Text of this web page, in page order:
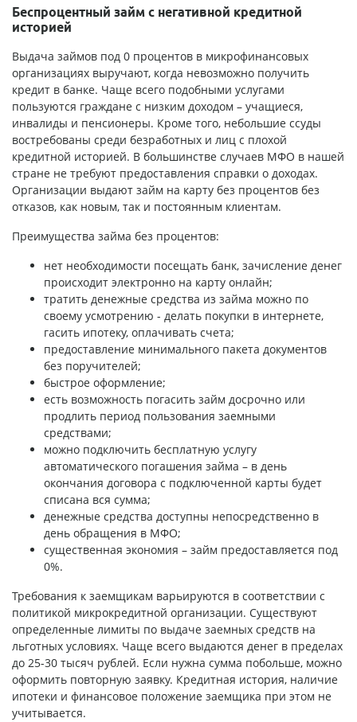
Беспроцентный займ с негативной кредитной
историей
Выдача займов под 0 процентов в микрофинансовых
организациях выручают, когда невозможно получить
кредит в банке. Чаще всего подобными услугами
пользуются граждане с низким доходом – учащиеся,
инвалиды и пенсионеры. Кроме того, небольшие ссуды
востребованы среди безработных и лиц с плохой
кредитной историей. В большинстве случаев МФО в нашей
стране не требуют предоставления справки о доходах.
Организации выдают займ на карту без процентов без
отказов, как новым, так и постоянным клиентам.
Преимущества займа без процентов:
нет необходимости посещать банк, зачисление денег
происходит электронно на карту онлайн;
тратить денежные средства из займа можно по
своему усмотрению - делать покупки в интернете,
гасить ипотеку, оплачивать счета;
предоставление минимального пакета документов
без поручителей;
быстрое оформление;
есть возможность погасить займ досрочно или
продлить период пользования заемными
средствами;
можно подключить бесплатную услугу
автоматического погашения займа – в день
окончания договора с подключенной карты будет
списана вся сумма;
денежные средства доступны непосредственно в
день обращения в МФО;
существенная экономия – займ предоставляется под
0%.
Требования к заемщикам варьируются в соответствии с
политикой микрокредитной организации. Существуют
определенные лимиты по выдаче заемных средств на
льготных условиях. Чаще всего выдаются денег в пределах
до 25-30 тысяч рублей. Если нужна сумма побольше, можно
оформить повторную заявку. Кредитная история, наличие
ипотеки и финансовое положение заемщика при этом не
учитывается.